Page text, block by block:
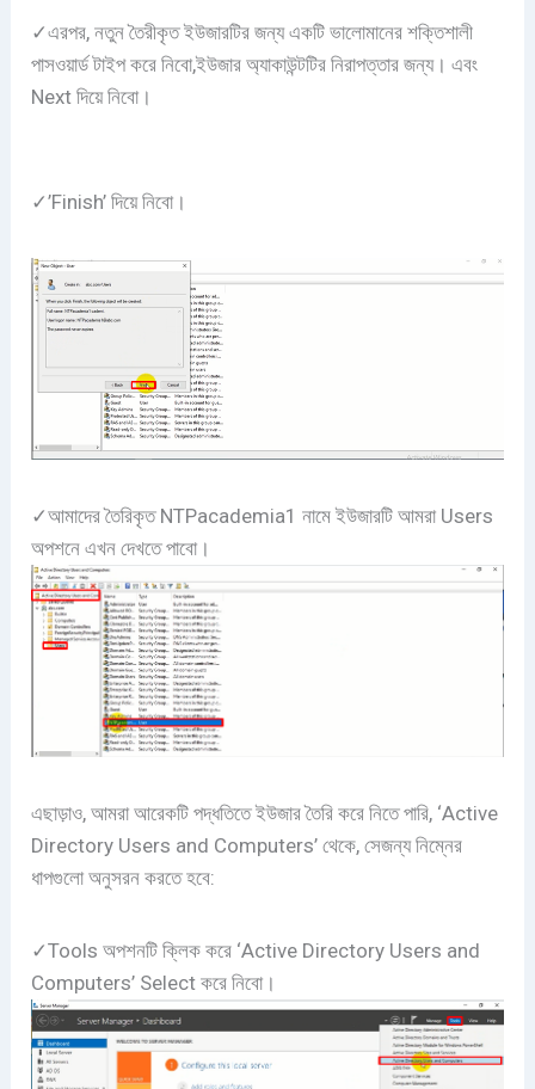
✓এরপর, নতুন তৈরীকৃত ইউজারটির জন্য একটি ভালোমানের শক্তিশালী
পাসওয়ার্ড টাইপ করে নিবো,ইউজার অ্যাকাউন্টটির নিরাপত্তার জন্য। এবং
Next দিয়ে নিবো।
✓’Finish’ দিয়ে নিবো।
✓আমাদের তৈরিকৃত NTPacademia1 নামে ইউজারটি আমরা Users
অপশনে এখন দেখতে পাবো।
এছাড়াও, আমরা আরেকটি পদ্ধতিতে ইউজার তৈরি করে নিতে পারি, ‘Active
Directory Users and Computers’ থেকে, সেজন্য নিম্নের
ধাপগুলো অনুসরন করতে হবে:
✓Tools অপশনটি ক্লিক করে ‘Active Directory Users and
Computers’ Select করে নিবো।